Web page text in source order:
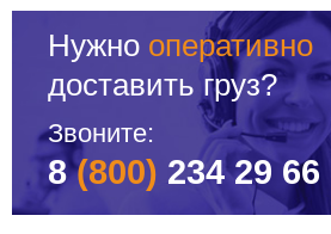
Нужно оперативно
доставить груз?
Звоните:
8(800) 234 29 66